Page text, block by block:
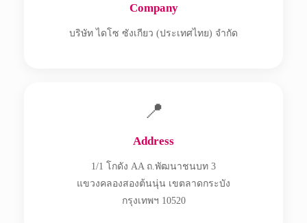
Company
บริษัท ไดโซ ซังเกียว (ประเทศไทย) จำกัด
📍
Address
1/1 โกดัง AA ถ.พัฒนาชนบท 3
แขวงคลองสองต้นนุ่น เขตลาดกระบัง
กรุงเทพฯ 10520